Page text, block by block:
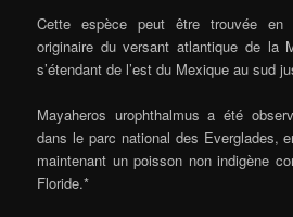
Cette espèce peut être trouvée en
originaire du versant atlantique de la
s’étendant de l’est du Mexique au sud
Mayaheros urophthalmus a été
dans le parc national des Everglades,
maintenant un poisson non indigène
Floride.*